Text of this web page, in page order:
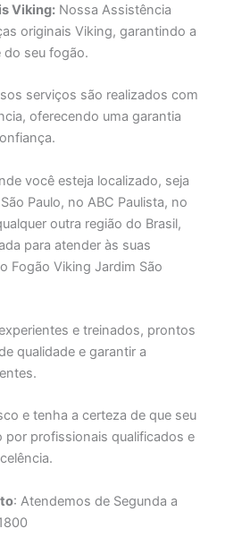
Viking: Nossa Assistência
originais Viking, garantindo a
do seu fogão.
serviços são realizados com
oferecendo uma garantia
você esteja localizado, seja
Paulo, no ABC Paulista, no
outra região do Brasil,
para atender às suas
Fogão Viking Jardim São
e treinados, prontos
qualidade e garantir a
e tenha a certeza de que seu
por profissionais qualificados e
: Atendemos de Segunda a